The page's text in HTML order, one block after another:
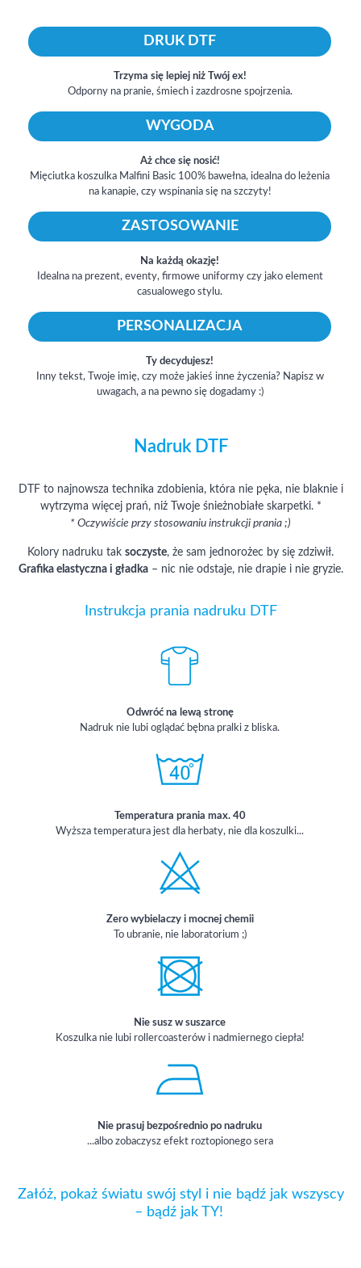
DRUK DTF
Trzyma się lepiej niż Twój ex!
Odporny na pranie, śmiech i zazdrosne spojrzenia.
WYGODA
Aż chce się nosić!
Mięciutka koszulka Malfini Basic 100% bawełna, idealna do leżenia
na kanapie, czy wspinania się na szczyty!
ZASTOSOWANIE
Na każdą okazję!
Idealna na prezent, eventy, firmowe uniformy czy jako element
casualowego stylu.
PERSONALIZACJA
Ty decydujesz!
Inny tekst, Twoje imię, czy może jakieś inne życzenia? Napisz w
uwagach, a na pewno się dogadamy :)
Nadruk DTF
DTF to najnowsza technika zdobienia, która nie pęka, nie blaknie i
wytrzyma więcej prań, niż Twoje śnieżnobiałe skarpetki. *
* Oczywiście przy stosowaniu instrukcji prania ;)
Kolory nadruku tak soczyste, że sam jednorożec by się zdziwił.
Grafika elastyczna i gładka– nic nie odstaje, nie drapie i nie gryzie.
Instrukcja prania nadruku DTF
Odwróć na lewą stronę
Nadruk nie lubi oglądać bębna pralki z bliska.
Temperatura prania max. 40
Wyższa temperatura jest dla herbaty, nie dla koszulki...
Zero wybielaczy i mocnej chemii
To ubranie, nie laboratorium ;)
Nie susz w suszarce
Koszulka nie lubi rollercoasterów i nadmiernego ciepła!
Nie prasuj bezpośrednio po nadruku
...albo zobaczysz efekt roztopionego sera
Załóż, pokaż światu swój styl i nie bądź jak wszyscy
– bądź jak TY!